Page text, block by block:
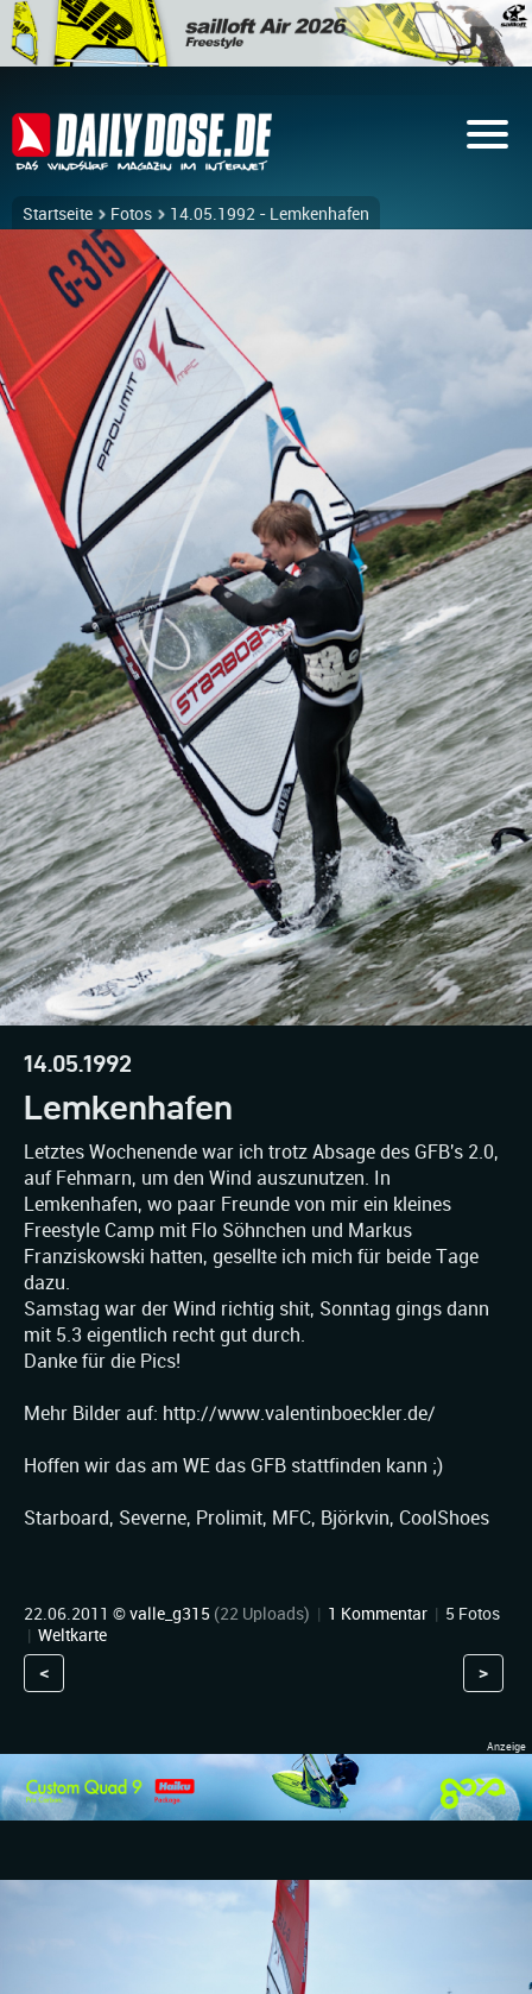
Startseite Fotos 14.05.1992 - Lemkenhafen
14.05.1992
Lemkenhafen
Letztes Wochenende war ich trotz Absage des GFB's 2.0,
auf Fehmarn, um den Wind auszunutzen. In
Lemkenhafen, wo paar Freunde von mir ein kleines
Freestyle Camp mit Flo Söhnchen und Markus
Franziskowski hatten, gesellte ich mich für beide Tage
dazu.
Samstag war der Wind richtig shit, Sonntag gings dann
mit 5.3 eigentlich recht gut durch.
Danke für die Pics!
Mehr Bilder auf: http://www.valentinboeckler.de/
Hoffen wir das am WE das GFB stattfinden kann ;)
Starboard, Severne, Prolimit, MFC, Björkvin, CoolShoes
22.06.2011 ©valle_g315 (22 Uploads) | 1 Kommentar | 5 Fotos
| Weltkarte
< >